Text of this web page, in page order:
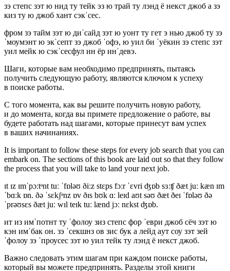
зэ степс зэт ю нид ту тейк эз ю трай ту лэнд ё некст джоб а зэ
киз ту ю джоб хант сэкˈсес.
фром зэ тайм зэт ю диˈсайд зэт ю уонт ту гет э нью джоб ту зэ
ˈмоумэнт ю экˈсепт зэ джоб ˈофэ, ю уил би ˈуёкин зэ степс зэт
уил мейк ю сэкˈсесфул ин ёр инˈдевэ.
Шаги, которые вам необходимо предпринять, пытаясь
получить следующую работу, являются ключом к успеху
в поиске работы.
С того момента, как вы решите получить новую работу,
и до момента, когда вы примете предложение о работе, вы
будете работать над шагами, которые принесут вам успех
в ваших начинаниях.
It is important to follow these steps for every job search that you can
embark on. The sections of this book are laid out so that they follow
the process that you will take to land your next job.
ɪt ɪz ɪmˈpɔːtᵊnt tuː ˈfɒləʊ ðiːz stɛps fɔːr ˈɛvri ʤɒb sɜːʧ ðæt juː kæn ɪm
ˈbɑːk ɒn. ðə ˈsɛkʃᵊnz ɒv ðɪs bʊk ɑː leɪd aʊt səʊ ðæt ðeɪ ˈfɒləʊ ðə
ˈprəʊsɛs ðæt juː wɪl teɪk tuː lænd jɔː nɛkst ʤɒb.
ит из имˈпотнт ту ˈфолоу зиз степс фор ˈеври джоб сёч зэт ю
кэн имˈбак он. зэ ˈсекшнз ов зис бук а лейд aут соу зэт зей
ˈфолоу зэ ˈпроусес зэт ю уил тейк ту лэнд ё некст джоб.
Важно следовать этим шагам при каждом поиске работы,
который вы можете предпринять. Разделы этой книги